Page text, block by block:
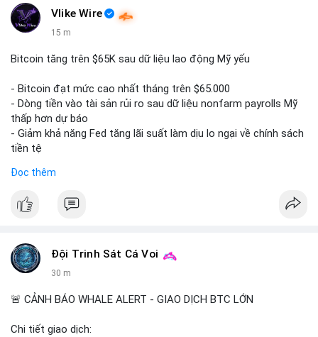
Vlike Wire
15 m
Bitcoin tăng trên $65K sau dữ liệu lao động Mỹ yếu
- Bitcoin đạt mức cao nhất tháng trên $65.000
- Dòng tiền vào tài sản rủi ro sau dữ liệu nonfarm payrolls Mỹ
thấp hơn dự báo
- Giảm khả năng Fed tăng lãi suất làm dịu lo ngại về chính sách
tiền tệ
📰 Nguồn: Cointelegraph
Đọc thêm
Đội Trinh Sát Cá Voi
30 m
🚨 CẢNH BÁO WHALE ALERT - GIAO DỊCH BTC LỚN
Chi tiết giao dịch: